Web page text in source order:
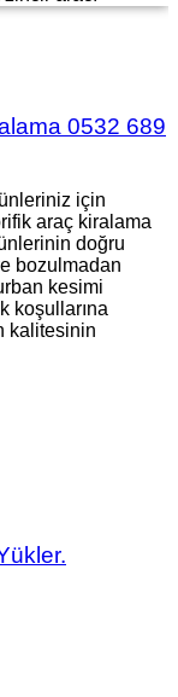
0532 689
için
araç kiralama
doğru
bozulmadan
kesimi
koşullarına
kalitesinin